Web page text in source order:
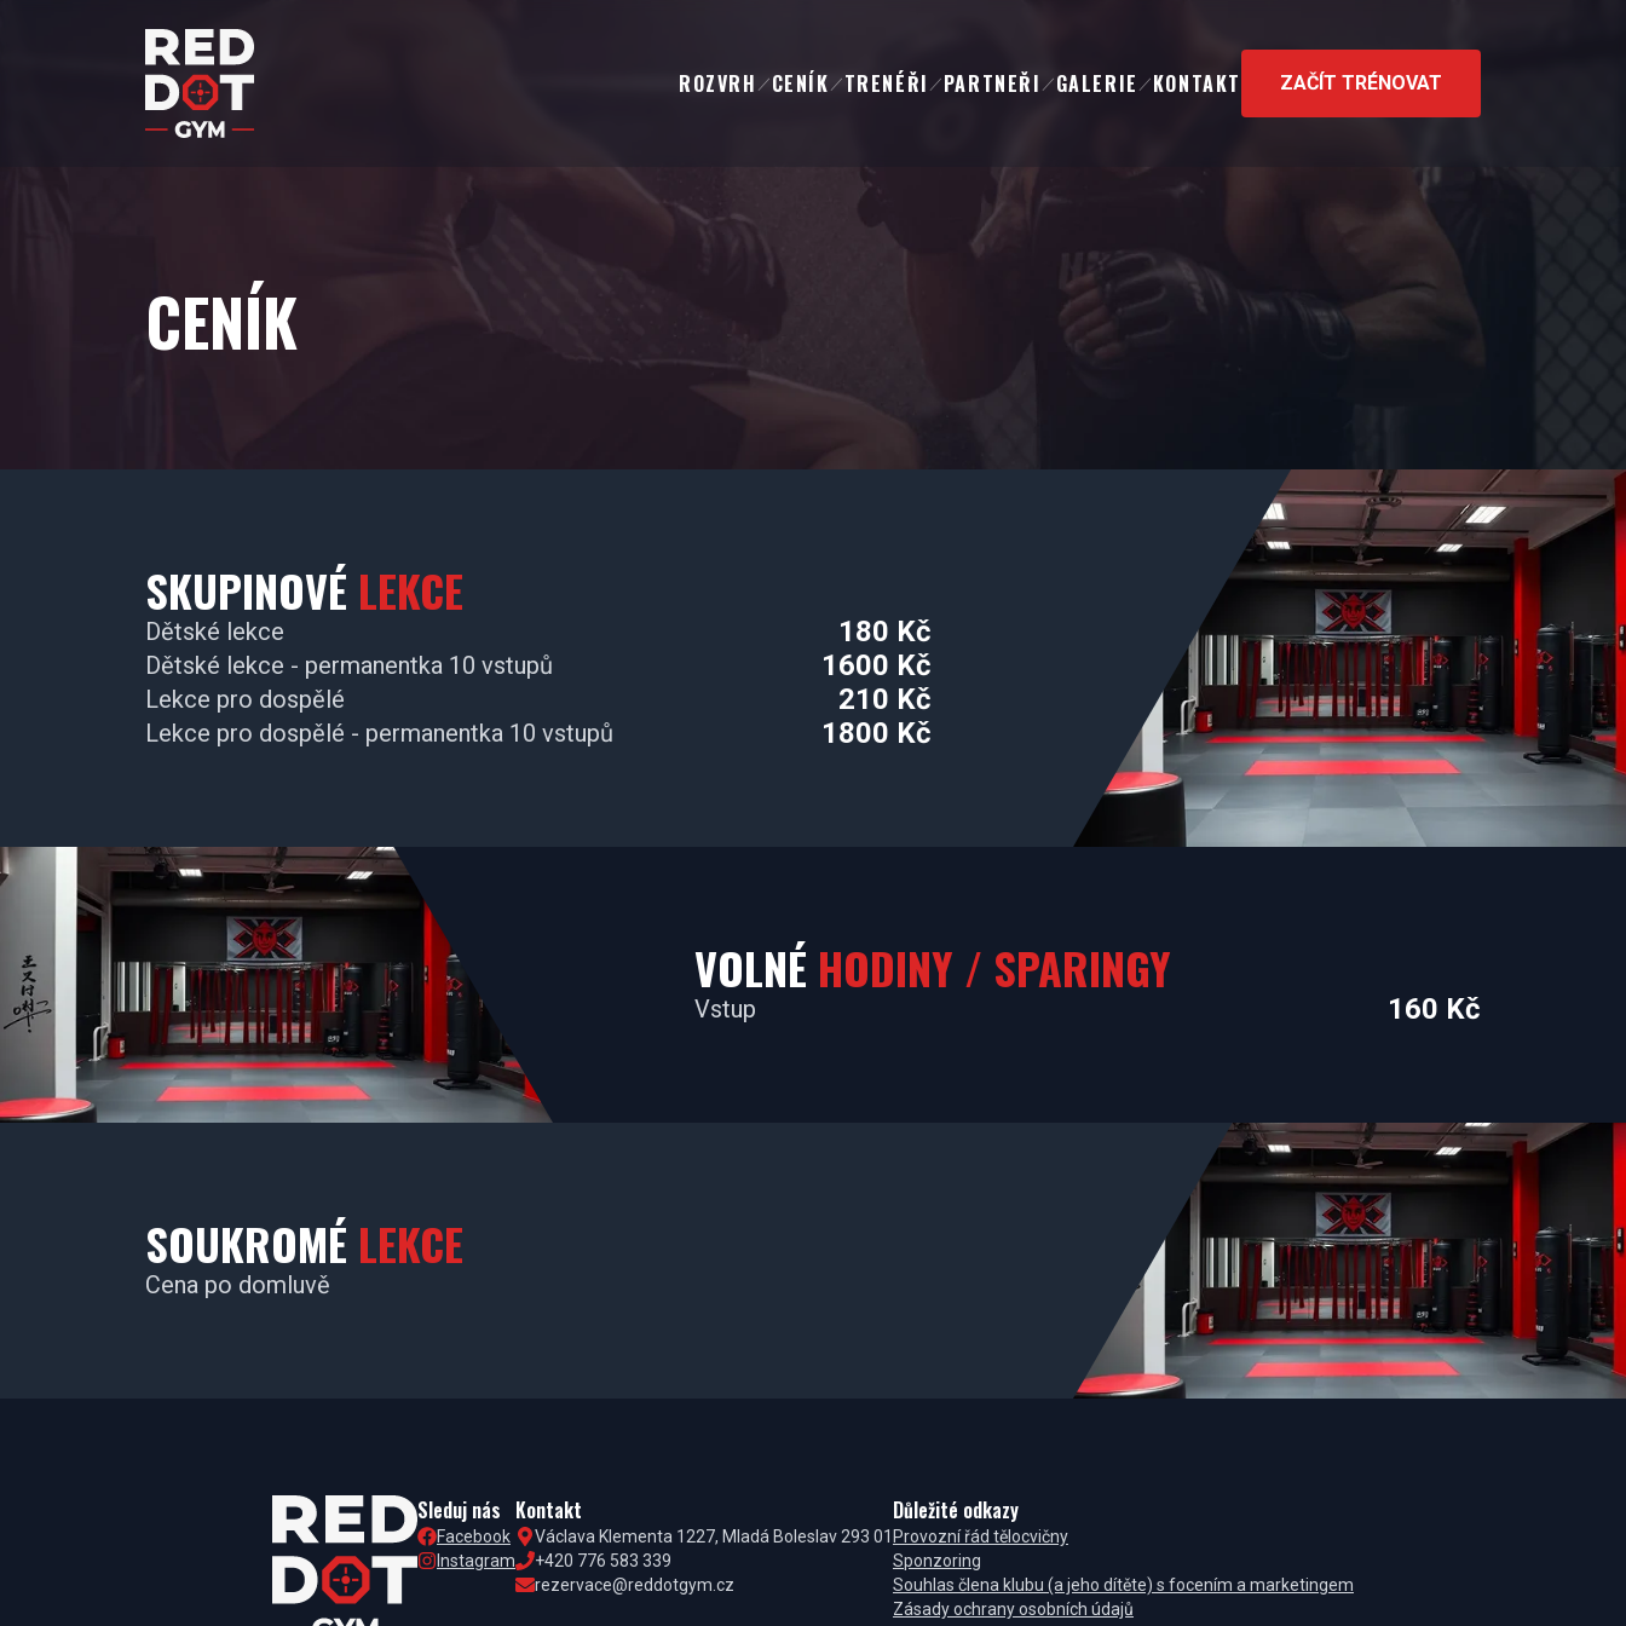
ROZVRH ／ CENÍK ／ TRENÉŘI ／ PARTNEŘI ／ GALERIE ／ KONTAKT ZAČÍT TRÉNOVAT
CENÍK
SKUPINOVÉ LEKCE
Dětské lekce 180 Kč
Dětské lekce - permanentka 10 vstupů 1600 Kč
Lekce pro dospělé 210 Kč
Lekce pro dospělé - permanentka 10 vstupů 1800 Kč
VOLNÉ HODINY / SPARINGY
Vstup 160 Kč
SOUKROMÉ LEKCE
Cena po domluvě
Sleduj nás
Facebook
Instagram
Kontakt
Václava Klementa 1227, Mladá Boleslav 293 01
+420 776 583 339
rezervace@reddotgym.cz
Důležité odkazy
Provozní řád tělocvičny
Sponzoring
Souhlas člena klubu (a jeho dítěte) s focením a marketingem
Zásady ochrany osobních údajů